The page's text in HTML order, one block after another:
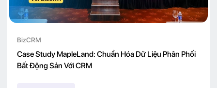
BizCRM
Case Study MapleLand: Chuẩn Hóa Dữ Liệu Phân Phối
Bất Động Sản Với CRM